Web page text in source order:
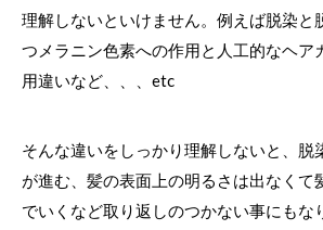
理解しないといけません。例えば脱染と
つメラニン色素への作用と人工的なヘア
用違いなど、、、etc
そんな違いをしっかり理解しないと、脱
が進む、髪の表面上の明るさは出なくて
でいくなど取り返しのつかない事にもな